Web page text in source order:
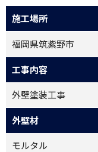
施工場所
福岡県筑紫野市
工事内容
外壁塗装工事
外壁材
モルタル